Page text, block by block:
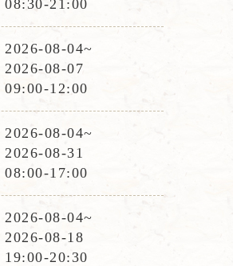
間
08:30-21:00
活
動
間
2026-08-04~
2026-08-07
09:00-12:00
活
動
間
2026-08-04~
2026-08-31
08:00-17:00
活
動
2026-08-04~
2026-08-18
19:00-20:30